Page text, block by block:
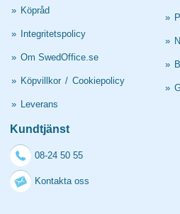
» Köpråd
» Integritetspolicy
» Om SwedOffice.se
» Köpvillkor / Cookiepolicy
» Leverans
»
»
»
»
Kundtjänst
08-24 50 55
Kontakta oss